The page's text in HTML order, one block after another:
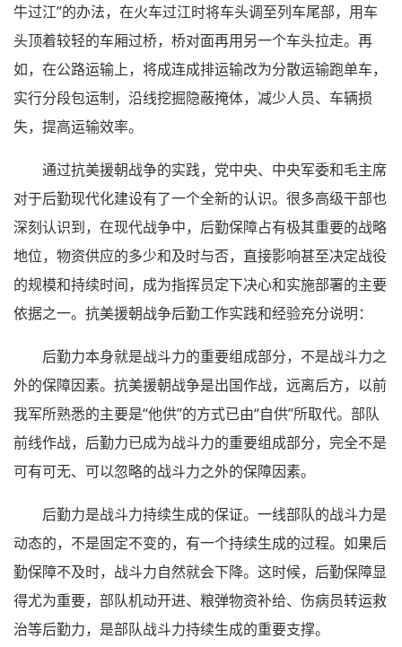
牛过江”的办法，在火车过江时将车头调至列车尾部，用车
头顶着较轻的车厢过桥，桥对面再用另一个车头拉走。再
如，在公路运输上，将成连成排运输改为分散运输跑单车，
实行分段包运制，沿线挖掘隐蔽掩体，减少人员、车辆损
失，提高运输效率。
通过抗美援朝战争的实践，党中央、中央军委和毛主席
对于后勤现代化建设有了一个全新的认识。很多高级干部也
深刻认识到，在现代战争中，后勤保障占有极其重要的战略
地位，物资供应的多少和及时与否，直接影响甚至决定战役
的规模和持续时间，成为指挥员定下决心和实施部署的主要
依据之一。抗美援朝战争后勤工作实践和经验充分说明：
后勤力本身就是战斗力的重要组成部分，不是战斗力之
外的保障因素。抗美援朝战争是出国作战，远离后方，以前
我军所熟悉的主要是“他供”的方式已由“自供”所取代。部队
前线作战，后勤力已成为战斗力的重要组成部分，完全不是
可有可无、可以忽略的战斗力之外的保障因素。
后勤力是战斗力持续生成的保证。一线部队的战斗力是
动态的，不是固定不变的，有一个持续生成的过程。如果后
勤保障不及时，战斗力自然就会下降。这时候，后勤保障显
得尤为重要，部队机动开进、粮弹物资补给、伤病员转运救
治等后勤力，是部队战斗力持续生成的重要支撑。